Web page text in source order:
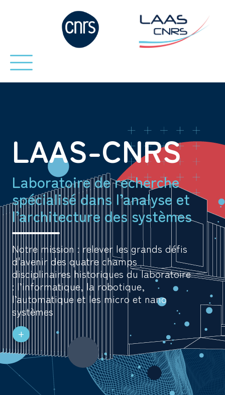
LAAS-CNRS
Laboratoire de recherche
spécialisé dans l’analyse et
l’architecture des systèmes
Notre mission : relever les grands défis
d'avenir des quatre champs
disciplinaires historiques du laboratoire
: l’informatique, la robotique,
l’automatique et les micro et nano
systèmes
+